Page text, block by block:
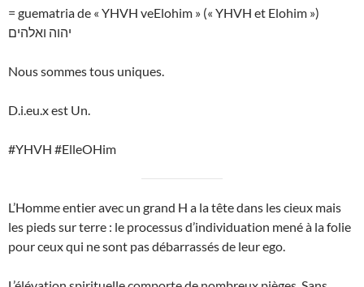
= guematria de « YHVH veElohim » (« YHVH et Elohim »)
יהוה ואלהים
Nous sommes tous uniques.
D.i.eu.x est Un.
#YHVH #ElleOHim
L’Homme entier avec un grand H a la tête dans les cieux mais
les pieds sur terre : le processus d’individuation mené à la folie
pour ceux qui ne sont pas débarrassés de leur ego.